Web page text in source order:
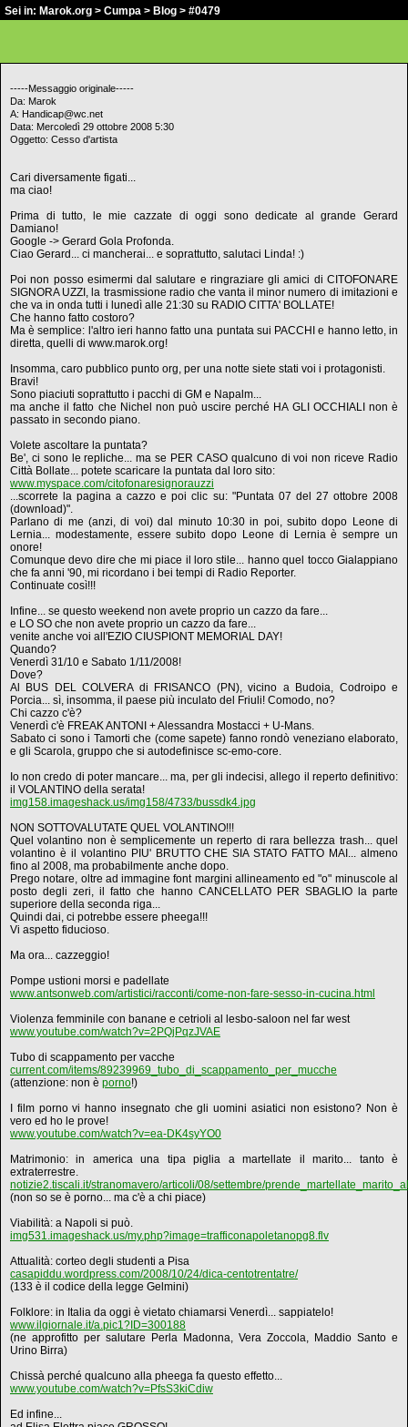
Sei in: Marok.org > Cumpa > Blog > #0479
-----Messaggio originale-----
Da: Marok
A: Handicap@wc.net
Data: Mercoledì 29 ottobre 2008 5:30
Oggetto: Cesso d'artista
Cari diversamente figati...
ma ciao!
Prima di tutto, le mie cazzate di oggi sono dedicate al grande Gerard
Damiano!
Google -> Gerard Gola Profonda.
Ciao Gerard... ci mancherai... e soprattutto, salutaci Linda! :)
Poi non posso esimermi dal salutare e ringraziare gli amici di CITOFONARE
SIGNORA UZZI, la trasmissione radio che vanta il minor numero di imitazioni e
che va in onda tutti i lunedì alle 21:30 su RADIO CITTA' BOLLATE!
Che hanno fatto costoro?
Ma è semplice: l'altro ieri hanno fatto una puntata sui PACCHI e hanno letto, in
diretta, quelli di www.marok.org!
Insomma, caro pubblico punto org, per una notte siete stati voi i protagonisti.
Bravi!
Sono piaciuti soprattutto i pacchi di GM e Napalm...
ma anche il fatto che Nichel non può uscire perché HA GLI OCCHIALI non è
passato in secondo piano.
Volete ascoltare la puntata?
Be', ci sono le repliche... ma se PER CASO qualcuno di voi non riceve Radio
Città Bollate... potete scaricare la puntata dal loro sito:
www.myspace.com/citofonaresignorauzzi
...scorrete la pagina a cazzo e poi clic su: "Puntata 07 del 27 ottobre 2008
(download)".
Parlano di me (anzi, di voi) dal minuto 10:30 in poi, subito dopo Leone di
Lernia... modestamente, essere subito dopo Leone di Lernia è sempre un
onore!
Comunque devo dire che mi piace il loro stile... hanno quel tocco Gialappiano
che fa anni '90, mi ricordano i bei tempi di Radio Reporter.
Continuate così!!!
Infine... se questo weekend non avete proprio un cazzo da fare...
e LO SO che non avete proprio un cazzo da fare...
venite anche voi all'EZIO CIUSPIONT MEMORIAL DAY!
Quando?
Venerdì 31/10 e Sabato 1/11/2008!
Dove?
Al BUS DEL COLVERA di FRISANCO (PN), vicino a Budoia, Codroipo e
Porcia... sì, insomma, il paese più inculato del Friuli! Comodo, no?
Chi cazzo c'è?
Venerdì c'è FREAK ANTONI + Alessandra Mostacci + U-Mans.
Sabato ci sono i Tamorti che (come sapete) fanno rondò veneziano elaborato,
e gli Scarola, gruppo che si autodefinisce sc-emo-core.
Io non credo di poter mancare... ma, per gli indecisi, allego il reperto definitivo:
il VOLANTINO della serata!
img158.imageshack.us/img158/4733/bussdk4.jpg
NON SOTTOVALUTATE QUEL VOLANTINO!!!
Quel volantino non è semplicemente un reperto di rara bellezza trash... quel
volantino è il volantino PIU' BRUTTO CHE SIA STATO FATTO MAI... almeno
fino al 2008, ma probabilmente anche dopo.
Prego notare, oltre ad immagine font margini allineamento ed "o" minuscole al
posto degli zeri, il fatto che hanno CANCELLATO PER SBAGLIO la parte
superiore della seconda riga...
Quindi dai, ci potrebbe essere pheega!!!
Vi aspetto fiducioso.
Ma ora... cazzeggio!
Pompe ustioni morsi e padellate
www.antsonweb.com/artistici/racconti/come-non-fare-sesso-in-cucina.html
Violenza femminile con banane e cetrioli al lesbo-saloon nel far west
www.youtube.com/watch?v=2PQjPqzJVAE
Tubo di scappamento per vacche
current.com/items/89239969_tubo_di_scappamento_per_mucche
(attenzione: non è porno!)
I film porno vi hanno insegnato che gli uomini asiatici non esistono? Non è
vero ed ho le prove!
www.youtube.com/watch?v=ea-DK4syYO0
Matrimonio: in america una tipa piglia a martellate il marito... tanto è
extraterrestre.
notizie2.tiscali.it/stranomavero/articoli/08/settembre/
(non so se è porno... ma c'è a chi piace)
Viabilità: a Napoli si può.
img531.imageshack.us/my.php?image=trafficonapoletanopg8.flv
Attualità: corteo degli studenti a Pisa
casapiddu.wordpress.com/2008/10/24/dica-centotrentatre/
(133 è il codice della legge Gelmini)
Folklore: in Italia da oggi è vietato chiamarsi Venerdì... sappiatelo!
www.ilgiornale.it/a.pic1?ID=300188
(ne approfitto per salutare Perla Madonna, Vera Zoccola, Maddio Santo e
Urino Birra)
Chissà perché qualcuno alla pheega fa questo effetto...
www.youtube.com/watch?v=PfsS3kiCdiw
Ed infine...